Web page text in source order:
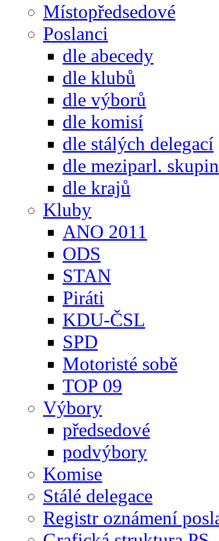
Místopředsedové
Poslanci
dle abecedy
dle klubů
dle výborů
dle komisí
dle stálých delegací
dle meziparl. skupin
dle krajů
Kluby
ANO 2011
ODS
STAN
Piráti
KDU-ČSL
SPD
Motoristé sobě
TOP 09
Výbory
předsedové
podvýbory
Komise
Stálé delegace
Registr oznámení